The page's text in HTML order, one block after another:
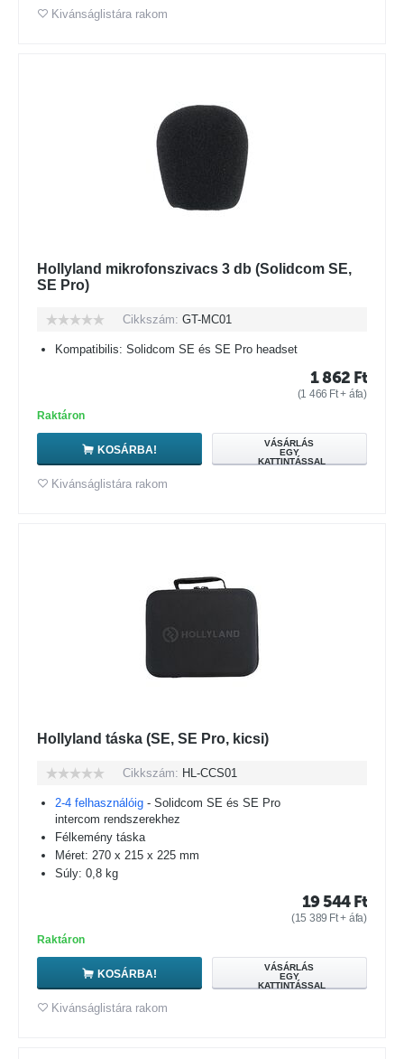
Kivánságlistára rakom
Hollyland mikrofonszivacs 3 db (Solidcom SE,
SE Pro)
Cikkszám: GT-MC01
Kompatibilis: Solidcom SE és SE Pro headset
1 862 Ft
(1 466 Ft+ áfa)
Raktáron
KOSÁRBA!
VÁSÁRLÁS
EGY
KATTINTÁSSAL
Kivánságlistára rakom
Hollyland táska (SE, SE Pro, kicsi)
Cikkszám: HL-CCS01
2-4 felhasználóig - Solidcom SE és SE Pro
intercom rendszerekhez
Félkemény táska
Méret: 270 x 215 x 225 mm
Súly: 0,8 kg
19 544 Ft
(15 389 Ft+ áfa)
Raktáron
KOSÁRBA!
VÁSÁRLÁS
EGY
KATTINTÁSSAL
Kivánságlistára rakom